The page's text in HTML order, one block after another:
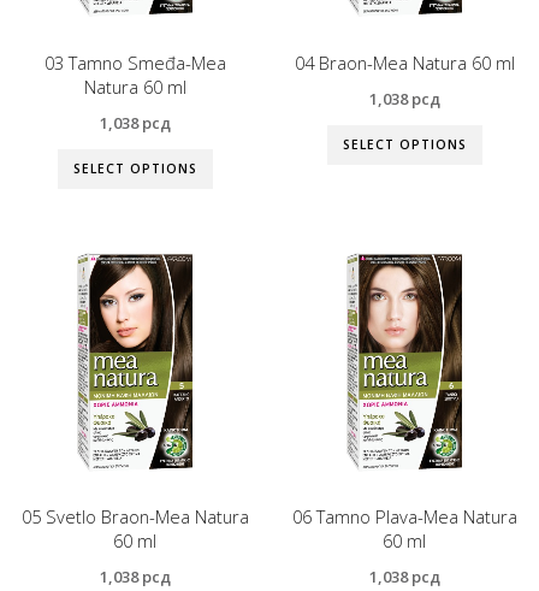
03 Tamno Smeđa-Mea
Natura 60 ml
1,038рсд
SELECT OPTIONS
04 Braon-Mea Natura 60 ml
1,038рсд
SELECT OPTIONS
05 Svetlo Braon-Mea Natura
60 ml
1,038рсд
06 Tamno Plava-Mea Natura
60 ml
1,038рсд